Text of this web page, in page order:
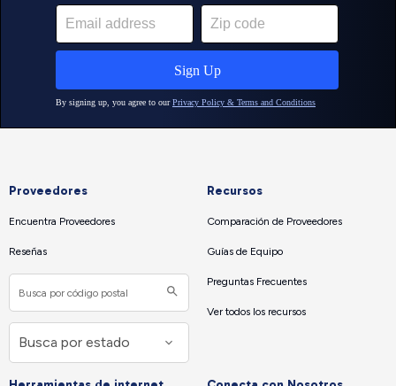
Proveedores
Encuentra Proveedores
Reseñas
Recursos
Comparación de Proveedores
Guías de Equipo
Preguntas Frecuentes
Ver todos los recursos